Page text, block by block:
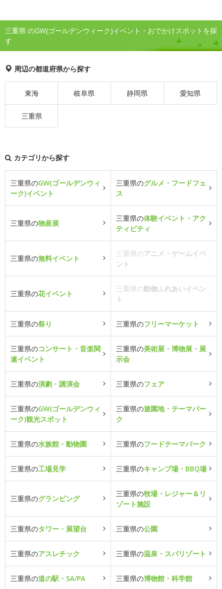
三重県 のGW(ゴールデンウィーク)イベント・おでかけスポットを探
す
周辺の都道府県から探す
東海 岐阜県 静岡県 愛知県
三重県
カテゴリから探す
三重県のGW(ゴールデンウィ
ーク)イベント
三重県のグルメ・フードフェ
ス
三重県の物産展
三重県の体験イベント・アク
ティビティ
三重県の無料イベント
三重県のアニメ・ゲームイベ
ント
三重県の花イベント
三重県の動物ふれあいイベン
ト
三重県の祭り 三重県のフリーマーケット
三重県のコンサート・音楽関
連イベント
三重県の美術展・博物展・展
示会
三重県の演劇・講演会 三重県のフェア
三重県のGW(ゴールデンウィ
ーク)観光スポット
三重県の遊園地・テーマパー
ク
三重県の水族館・動物園 三重県のフードテーマパーク
三重県の工場見学 三重県のキャンプ場・BBQ場
三重県のグランピング
三重県の牧場・レジャー＆リ
ゾート施設
三重県のタワー・展望台 三重県の公園
三重県のアスレチック 三重県の温泉・スパリゾート
三重県の道の駅・SA/PA 三重県の博物館・科学館